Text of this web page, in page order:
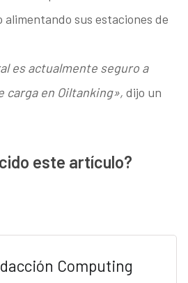
alimentando sus estaciones de
es actualmente seguro a
carga en Oiltanking», dijo un
este artículo?
Computing